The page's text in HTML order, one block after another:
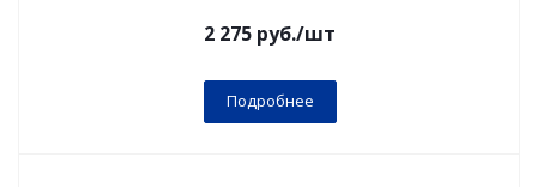
2 275 руб./шт
Подробнее